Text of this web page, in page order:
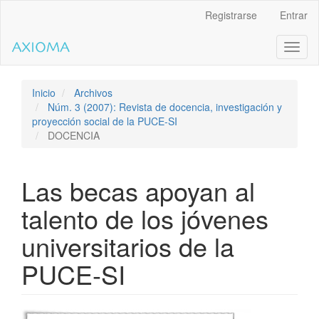
contenido
de
Navegación
principal
Contenido
Registrarse Entrar
Inicio
Archivos
Núm. 3 (2007): Revista de docencia, investigación y
proyección social de la PUCE-SI
DOCENCIA
Las becas apoyan al
talento de los jóvenes
universitarios de la
PUCE-SI